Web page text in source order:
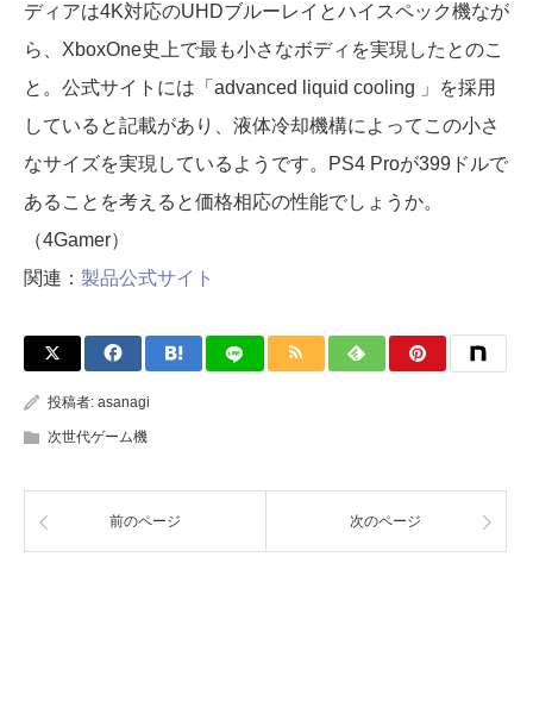
ディアは4K対応のUHDブルーレイとハイスペック機なが
ら、XboxOne史上で最も小さなボディを実現したとのこ
と。公式サイトには「advanced liquid cooling 」を採用
していると記載があり、液体冷却機構によってこの小さ
なサイズを実現しているようです。PS4 Proが399ドルで
あることを考えると価格相応の性能でしょうか。
（4Gamer）
関連： 製品公式サイト
投稿者: asanagi
次世代ゲーム機
前のページ 次のページ